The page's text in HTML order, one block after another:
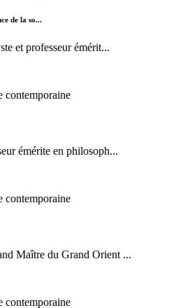
de la so...
et professeur émérit...
contemporaine
émérite en philosoph...
contemporaine
Maître du Grand Orient ...
contemporaine